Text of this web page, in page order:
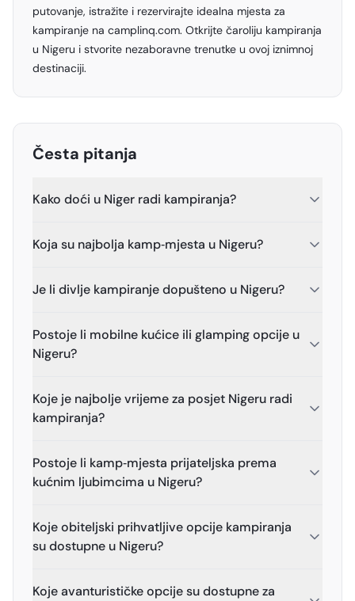
putovanje, istražite i rezervirajte idealna mjesta za
kampiranje na camplinq.com. Otkrijte čaroliju kampiranja
u Nigeru i stvorite nezaboravne trenutke u ovoj iznimnoj
destinaciji.
Česta pitanja
Kako doći u Niger radi kampiranja?
Koja su najbolja kamp‑mjesta u Nigeru?
Je li divlje kampiranje dopušteno u Nigeru?
Postoje li mobilne kućice ili glamping opcije u
Nigeru?
Koje je najbolje vrijeme za posjet Nigeru radi
kampiranja?
Postoje li kamp‑mjesta prijateljska prema
kućnim ljubimcima u Nigeru?
Koje obiteljski prihvatljive opcije kampiranja
su dostupne u Nigeru?
Koje avanturističke opcije su dostupne za